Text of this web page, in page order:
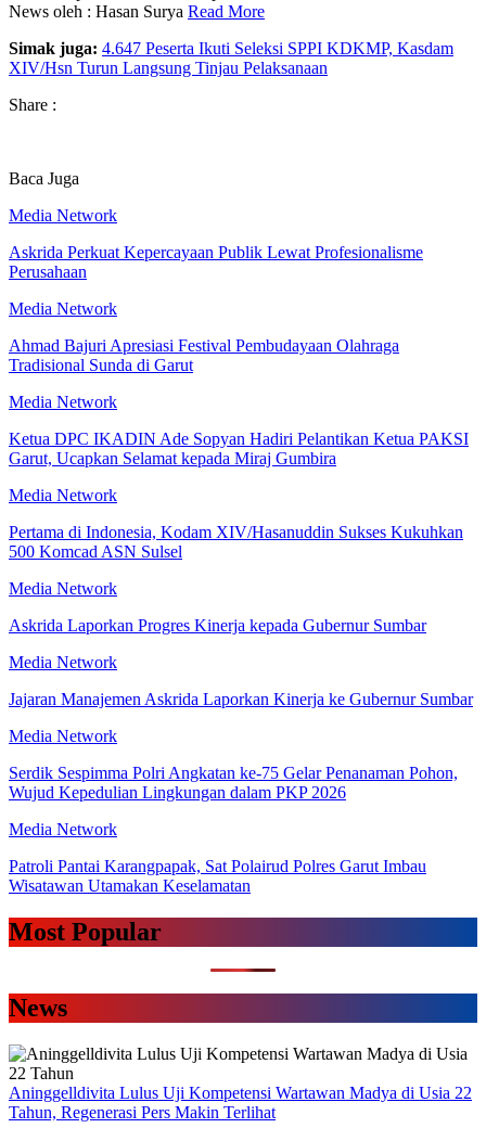
News oleh : Hasan Surya Read More
Simak juga: 4.647 Peserta Ikuti Seleksi SPPI KDKMP, Kasdam
XIV/Hsn Turun Langsung Tinjau Pelaksanaan
Share :
Baca Juga
Media Network
Askrida Perkuat Kepercayaan Publik Lewat Profesionalisme
Perusahaan
Media Network
Ahmad Bajuri Apresiasi Festival Pembudayaan Olahraga
Tradisional Sunda di Garut
Media Network
Ketua DPC IKADIN Ade Sopyan Hadiri Pelantikan Ketua PAKSI
Garut, Ucapkan Selamat kepada Miraj Gumbira
Media Network
Pertama di Indonesia, Kodam XIV/Hasanuddin Sukses Kukuhkan
500 Komcad ASN Sulsel
Media Network
Askrida Laporkan Progres Kinerja kepada Gubernur Sumbar
Media Network
Jajaran Manajemen Askrida Laporkan Kinerja ke Gubernur Sumbar
Media Network
Serdik Sespimma Polri Angkatan ke-75 Gelar Penanaman Pohon,
Wujud Kepedulian Lingkungan dalam PKP 2026
Media Network
Patroli Pantai Karangpapak, Sat Polairud Polres Garut Imbau
Wisatawan Utamakan Keselamatan
Most Popular
News
Aninggelldivita Lulus Uji Kompetensi Wartawan Madya di Usia 22
Tahun, Regenerasi Pers Makin Terlihat